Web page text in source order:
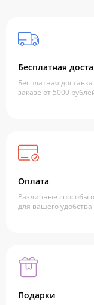
Бесплатная
Бесплатная
заказе от 5000
Оплата
Различные способы
для вашего удобства
Подарки